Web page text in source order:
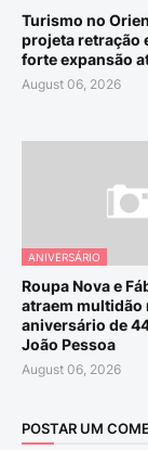
Turismo no
projeta retração
forte expansão
August 06, 2026
ANIVERSÁRIO
Roupa Nova e
atraem multidão
aniversário de
João Pessoa
August 06, 2026
POSTAR UM